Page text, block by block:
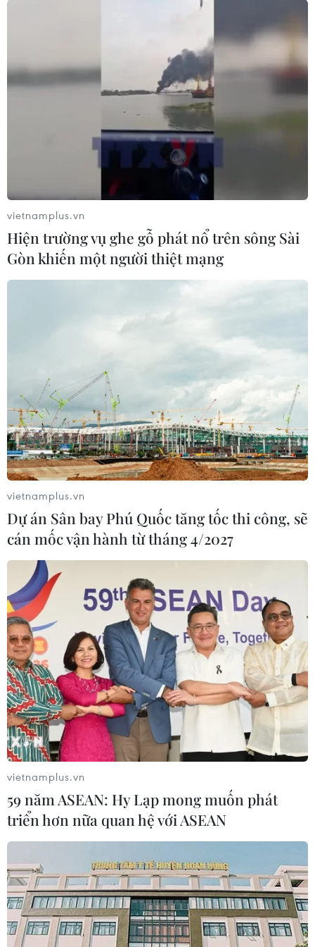
vietnamplus.vn
Hiện trường vụ ghe gỗ phát nổ trên sông Sài
Gòn khiến một người thiệt mạng
vietnamplus.vn
Dự án Sân bay Phú Quốc tăng tốc thi công, sẽ
cán mốc vận hành từ tháng 4/2027
vietnamplus.vn
59 năm ASEAN: Hy Lạp mong muốn phát
triển hơn nữa quan hệ với ASEAN